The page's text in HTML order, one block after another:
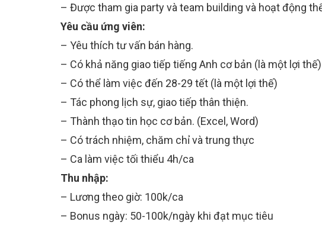
– Được tham gia party và team building và hoạt động
Yêu cầu ứng viên:
– Yêu thích tư vấn bán hàng.
– Có khả năng giao tiếp tiếng Anh cơ bản (là một lợi thế)
– Có thể làm việc đến 28-29 tết (là một lợi thế)
– Tác phong lịch sự, giao tiếp thân thiện.
– Thành thạo tin học cơ bản. (Excel, Word)
– Có trách nhiệm, chăm chỉ và trung thực
– Ca làm việc tối thiểu 4h/ca
Thu nhập:
– Lương theo giờ: 100k/ca
– Bonus ngày: 50-100k/ngày khi đạt mục tiêu